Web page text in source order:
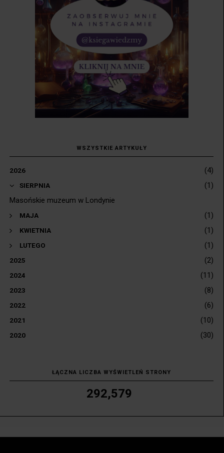
WSZYSTKIE ARTYKUŁY
2026 (4)
▼ SIERPNIA
(1)
Masońskie muzeum w Londynie
► MAJA (1)
► KWIETNIA (1)
► LUTEGO (1)
2025 (2)
2024 (11)
2023 (8)
2022 (6)
2021 (10)
2020 (30)
ŁĄCZNA LICZBA WYŚWIETLEŃ STRONY
292,579